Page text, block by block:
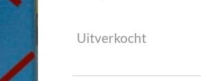
Uitverkocht